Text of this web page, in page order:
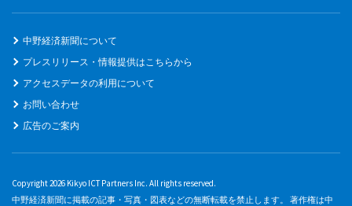
中野経済新聞について
プレスリリース・情報提供はこちらから
アクセスデータの利用について
お問い合わせ
広告のご案内
Copyright 2026 Kikyo ICT Partners Inc. All rights reserved.
中野経済新聞に掲載の記事・写真・図表などの無断転載を禁止します。 著作権は中